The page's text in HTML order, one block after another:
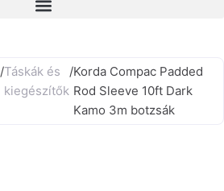
/Táskák és
kiegészítők
/Korda Compac Padded
Rod Sleeve 10ft Dark
Kamo 3m botzsák